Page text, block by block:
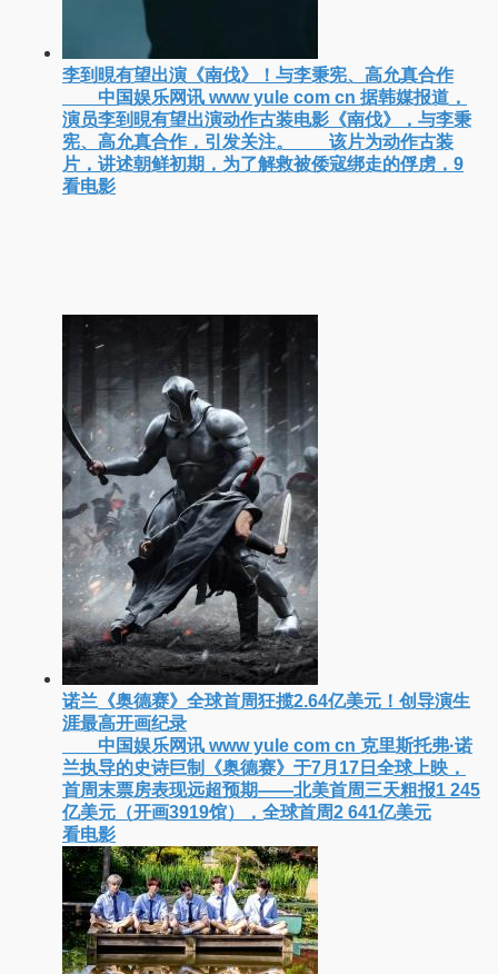
李到晛有望出演《南伐》！与李秉宪、高允真合作
中国娱乐网讯 www yule com cn 据韩媒报道，
演员李到晛有望出演动作古装电影《南伐》，与李秉
宪、高允真合作，引发关注。 该片为动作古装
片，讲述朝鲜初期，为了解救被倭寇绑走的俘虏，9
看电影
诺兰《奥德赛》全球首周狂揽2.64亿美元！创导演生